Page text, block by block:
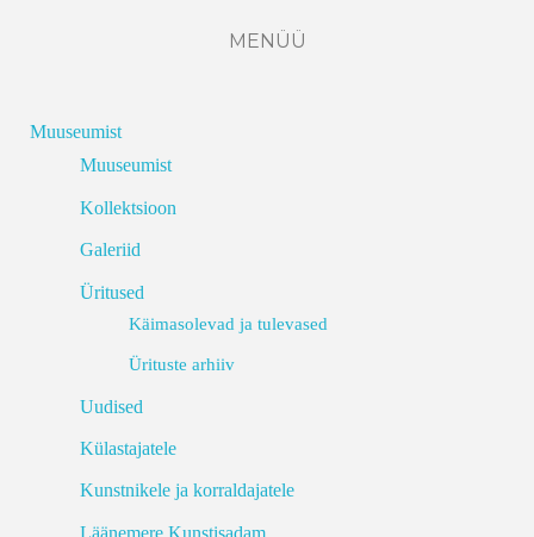
MENÜÜ
Muuseumist
Muuseumist
Kollektsioon
Galeriid
Üritused
Käimasolevad ja tulevased
Ürituste arhiiv
Uudised
Külastajatele
Kunstnikele ja korraldajatele
Läänemere Kunstisadam